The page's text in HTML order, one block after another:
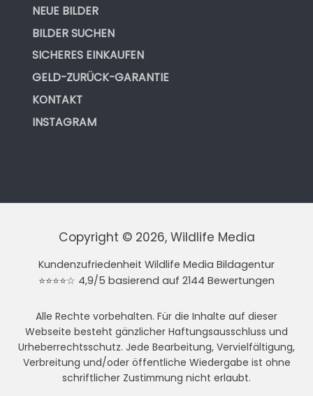
NEUE BILDER
BILDER SUCHEN
SICHERES EINKAUFEN
GELD-ZURÜCK-GARANTIE
KONTAKT
INSTAGRAM
Copyright © 2026, Wildlife Media
Kundenzufriedenheit Wildlife Media Bildagentur
⭐⭐⭐⭐☆ 4,9/5 basierend auf 2144 Bewertungen
Alle Rechte vorbehalten. Für die Inhalte auf dieser
Webseite besteht gänzlicher Haftungsausschluss und
Urheberrechtsschutz. Jede Bearbeitung, Vervielfältigung,
Verbreitung und/oder öffentliche Wiedergabe ist ohne
schriftlicher Zustimmung nicht erlaubt.